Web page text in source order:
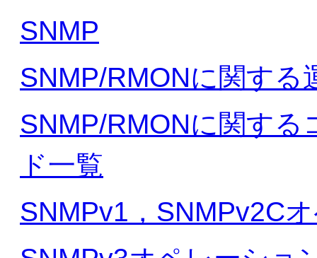
SNMP
SNMP/RMONに関する
SNMP/RMONに関す
ド一覧
SNMPv1，SNMPv2C